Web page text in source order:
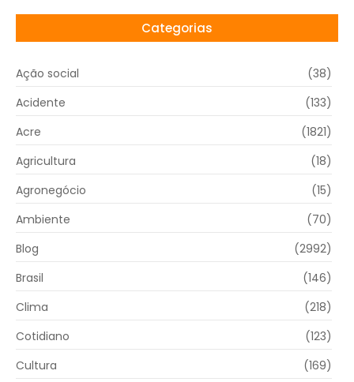
Categorias
Ação social
(38)
Acidente
(133)
Acre
(1821)
Agricultura
(18)
Agronegócio
(15)
Ambiente
(70)
Blog
(2992)
Brasil
(146)
Clima
(218)
Cotidiano
(123)
Cultura
(169)